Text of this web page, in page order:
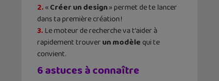
2.«Créer un design» permet de te lancer
dans ta première création !
3.Le moteur de recherche va t’aider à
rapidement trouverun modèle qui te
convient.
6 astuces à connaître